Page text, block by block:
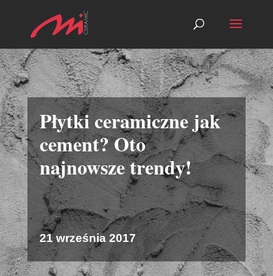
Płytki ceramiczne jak
cement? Oto
najnowsze trendy!
21 września 2017